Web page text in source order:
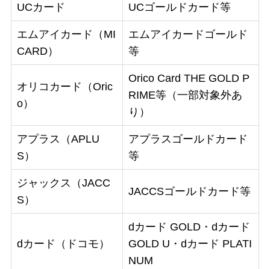
UCカード UCゴールドカード等
エムアイカード（MI
CARD）
エムアイカードゴールド
等
オリコカード（Oric
o）
Orico Card THE GOLD P
RIME等（一部対象外あ
り）
アプラス（APLU
S）
アプラスゴールドカード
等
ジャックス（JACC
S）
JACCSゴールドカード等
dカード（ドコモ）
dカード GOLD・dカード
GOLD U・dカード PLATI
NUM